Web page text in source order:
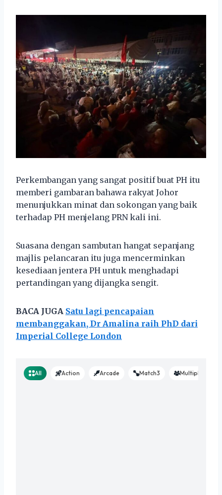
Perkembangan yang sangat positif buat PH itu
memberi gambaran bahawa rakyat Johor
menunjukkan minat dan sokongan yang baik
terhadap PH menjelang PRN kali ini.
Suasana dengan sambutan hangat sepanjang
majlis pelancaran itu juga mencerminkan
kesediaan jentera PH untuk menghadapi
pertandingan yang dijangka sengit.
BACA JUGA Satu lagi pencapaian
membanggakan, Dr Amalina raih PhD dari
Imperial College London